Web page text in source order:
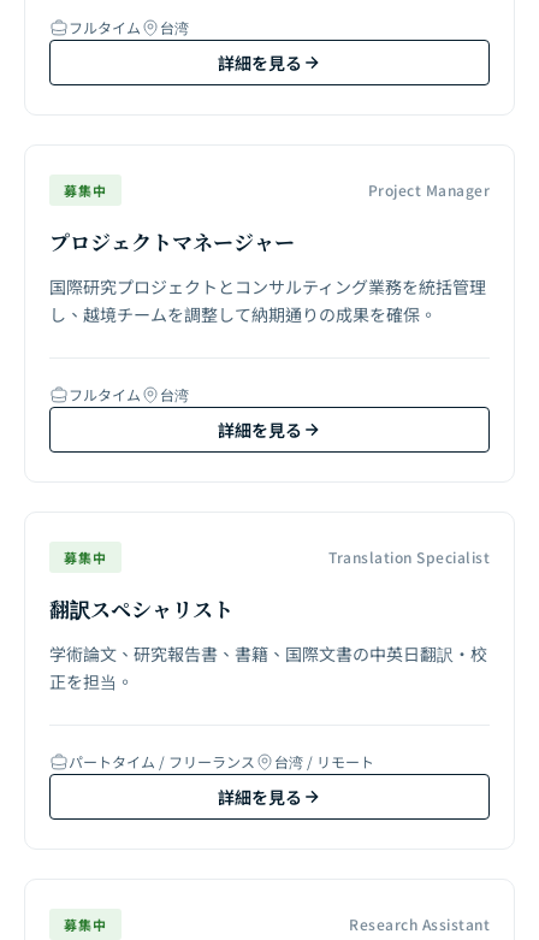
フルタイム 台湾
詳細を見る
募集中 Project Manager
プロジェクトマネージャー
国際研究プロジェクトとコンサルティング業務を統括管理
し、越境チームを調整して納期通りの成果を確保。
フルタイム 台湾
詳細を見る
募集中 Translation Specialist
翻訳スペシャリスト
学術論文、研究報告書、書籍、国際文書の中英日翻訳・校
正を担当。
パートタイム / フリーランス 台湾 / リモート
詳細を見る
募集中 Research Assistant